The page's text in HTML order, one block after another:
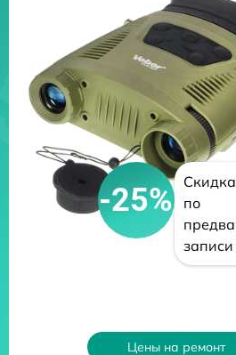
-25%
по
записи
Цены на ремонт